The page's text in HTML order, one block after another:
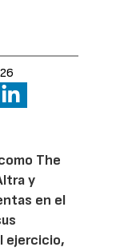
The
y
en el
ejercicio,